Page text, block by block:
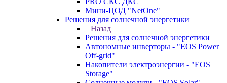
Мини-ЦОД "NetOne"
Решения для солнечной энергетики
Назад
Решения для солнечной энергетики
Автономные инверторы - "EOS Power
Off-grid"
Накопители электроэнергии - "EOS
Storage"